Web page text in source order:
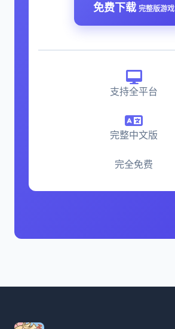
免费下载 完整版游戏
支持全平台
完整中文版
完全免费